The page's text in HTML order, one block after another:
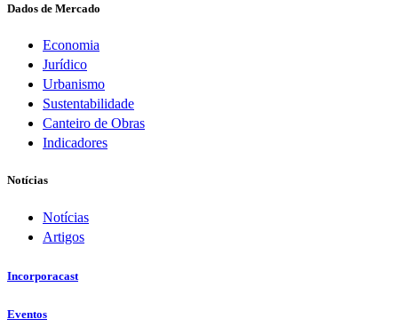
Dados de Mercado
Economia
Jurídico
Urbanismo
Sustentabilidade
Canteiro de Obras
Indicadores
Notícias
Notícias
Artigos
Incorporacast
Eventos